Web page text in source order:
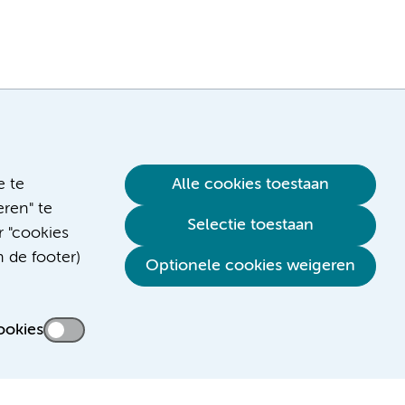
te
te
"cookies
de footer)
Alle cookies toestaan
Selectie toestaan
Optionele cookies weigeren
Verwijzen & diagnostiek